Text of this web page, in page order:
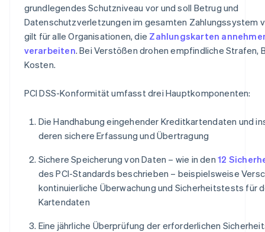
grundlegendes Schutzniveau vor und soll Betrug und
Datenschutzverletzungen im gesamten Zahlungssystem
gilt für alle Organisationen, die Zahlungskarten
verarbeiten. Bei Verstößen drohen empfindliche Strafen,
Kosten.
PCI DSS-Konformität umfasst drei Hauptkomponenten:
Die Handhabung eingehender Kreditkartendaten und
deren sichere Erfassung und Übertragung
Sichere Speicherung von Daten – wie in den12
des PCI-Standards beschrieben – beispielsweise
kontinuierliche Überwachung und Sicherheitstests für
Kartendaten
Eine jährliche Überprüfung der erforderlichen